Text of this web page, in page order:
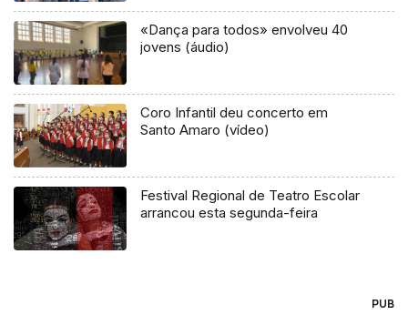
«Dança para todos» envolveu 40
jovens (áudio)
Coro Infantil deu concerto em
Santo Amaro (vídeo)
Festival Regional de Teatro Escolar
arrancou esta segunda-feira
PUB